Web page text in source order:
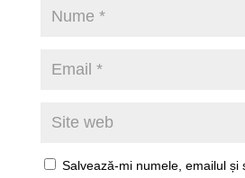
Salvează-mi numele, emailul și